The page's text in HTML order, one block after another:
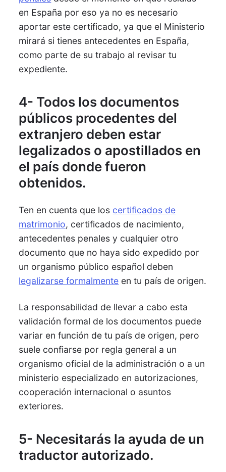
en España por eso ya no es necesario
aportar este certificado, ya que el Ministerio
mirará si tienes antecedentes en España,
como parte de su trabajo al revisar tu
expediente.
4- Todos los documentos
públicos procedentes del
extranjero deben estar
legalizados o apostillados en
el país donde fueron
obtenidos.
Ten en cuenta que los certificados de
matrimonio, certificados de nacimiento,
antecedentes penales y cualquier otro
documento que no haya sido expedido por
un organismo público español deben
legalizarse formalmente en tu país de origen.
La responsabilidad de llevar a cabo esta
validación formal de los documentos puede
variar en función de tu país de origen, pero
suele confiarse por regla general a un
organismo oficial de la administración o a un
ministerio especializado en autorizaciones,
cooperación internacional o asuntos
exteriores.
5- Necesitarás la ayuda de un
traductor autorizado.